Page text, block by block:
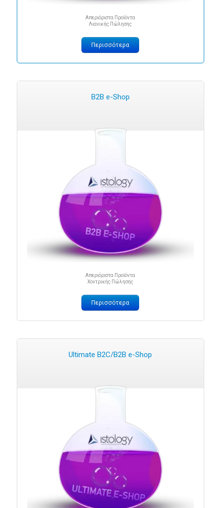
Απεριόριστα Προϊόντα
Λιανικής Πώλησης
Περισσότερα
B2B e-Shop
Απεριόριστα Προϊόντα
Χοντρικής Πώλησης
Περισσότερα
Ultimate B2C/B2B e-Shop